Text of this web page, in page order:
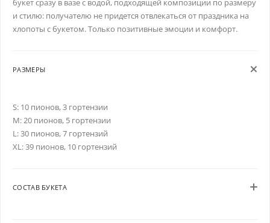
букет сразу в вазе с водой, подходящей композиции по размеру
и стилю: получателю не придется отвлекаться от праздника на
хлопоты с букетом. Только позитивные эмоции и комфорт.
РАЗМЕРЫ
S: 10 пионов, 3 гортензии
M: 20 пионов, 5 гортензии
L: 30 пионов, 7 гортензий
XL: 39 пионов, 10 гортензий
СОСТАВ БУКЕТА